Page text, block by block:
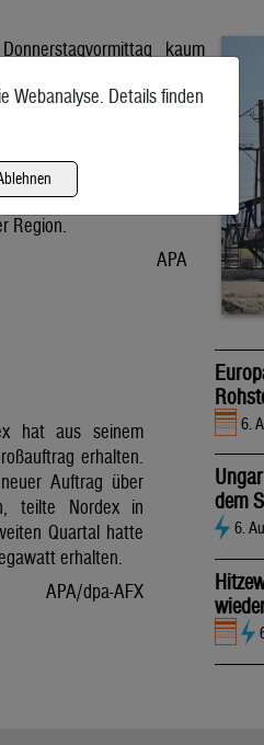
kaum
Oktober kostete am
0,4 Prozent mehr als am
wegen der Hoffnung
Seitdem warten
Region.
APA
hat aus seinem
erhalten.
Auftrag über
teilte Nordex in
Quartal hatte
erhalten.
APA/dpa-AFX
6.
dem
6.
Webanalyse. Details finden